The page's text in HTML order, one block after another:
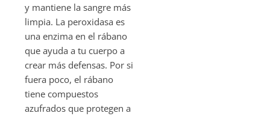
y mantiene la sangre más
limpia. La peroxidasa es
una enzima en el rábano
que ayuda a tu cuerpo a
crear más defensas. Por si
fuera poco, el rábano
tiene compuestos
azufrados que protegen a